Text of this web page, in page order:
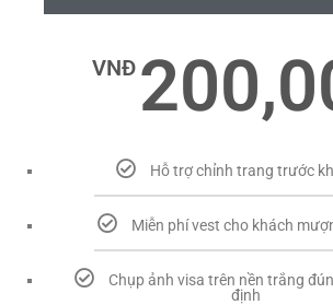
VNĐ
Hỗ trợ chỉnh trang trước
Miễn phí vest cho khách
Chụp ảnh visa trên nền trắng
định